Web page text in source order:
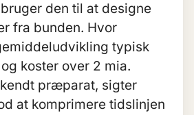
den til at designe
fra bunden. Hvor
typisk
koster over 2 mia.
præparat, sigter
at komprimere tidslinjen